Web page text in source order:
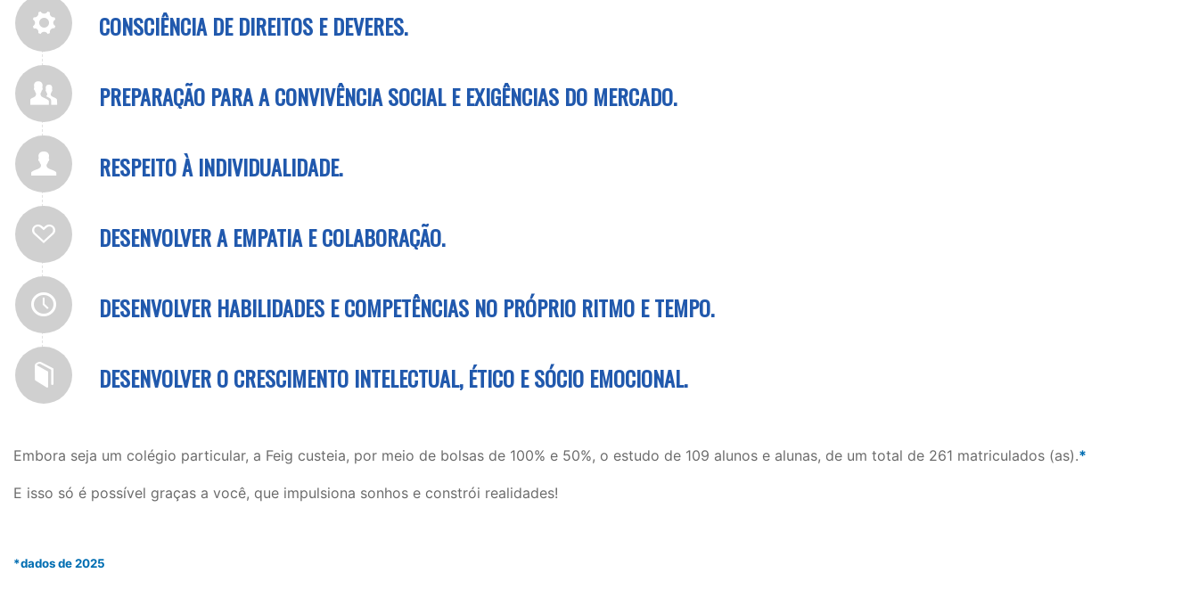
CONSCIÊNCIA DE DIREITOS E DEVERES.
PREPARAÇÃO PARA A CONVIVÊNCIA SOCIAL E EXIGÊNCIAS DO MERCADO.
RESPEITO À INDIVIDUALIDADE.
DESENVOLVER A EMPATIA E COLABORAÇÃO.
DESENVOLVER HABILIDADES E COMPETÊNCIAS NO PRÓPRIO RITMO E TEMPO.
DESENVOLVER O CRESCIMENTO INTELECTUAL, ÉTICO E SÓCIO EMOCIONAL.
Embora seja um colégio particular, a Feig custeia, por meio de bolsas de 100% e 50%, o estudo de 109 alunos e alunas, de um total de 261 matriculados (as).*
E isso só é possível graças a você, que impulsiona sonhos e constrói realidades!
*dados de 2025